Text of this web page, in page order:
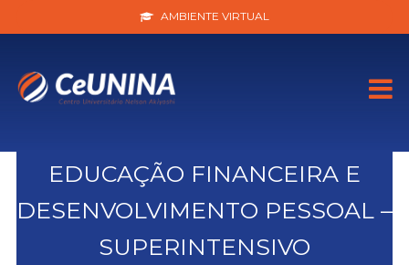
AMBIENTE VIRTUAL
EDUCAÇÃO FINANCEIRA E
DESENVOLVIMENTO PESSOAL –
SUPERINTENSIVO